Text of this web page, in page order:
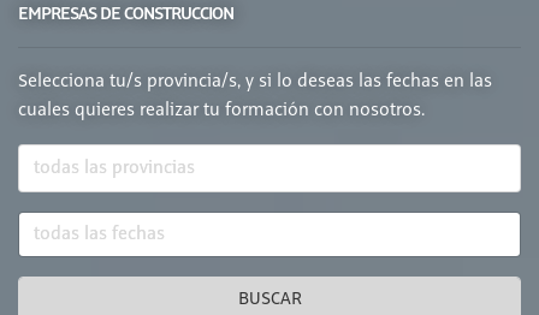
EMPRESAS DE CONSTRUCCION
Selecciona tu/s provincia/s, y si lo deseas las fechas en las
cuales quieres realizar tu formación con nosotros.
BUSCAR